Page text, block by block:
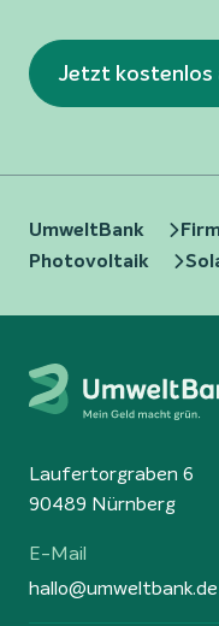
Jetzt kostenlos
UmweltBank
Photovoltaik
Laufertorgraben 6
90489 Nürnberg
E-Mail
hallo@umweltbank.de